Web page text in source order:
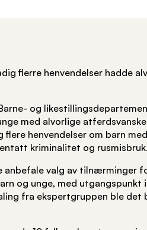
flerre henvendelser hadde
og
med alvorlige
henvendelser om barn med
kriminalitet og rusmisbruk.
anbefale valg av tilnærminger
og unge, med utgangspunkt i
fra ekspertgruppen ble det